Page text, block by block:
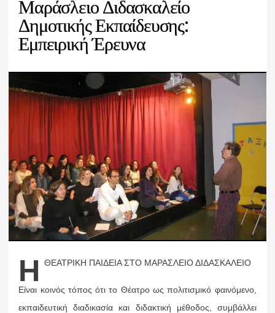
Μαράσλειο Διδασκαλείο
Δημοτικής Εκπαίδευσης:
Εμπειρική Έρευνα
Η ΘΕΑΤΡΙΚΗ ΠΑΙΔΕΙΑ ΣΤΟ ΜΑΡΑΣΛΕΙΟ ΔΙΔΑΣΚΑΛΕΙΟ
Είναι κοινός τόπος ότι το Θέατρο ως πολιτισμικό φαινόμενο,
εκπαιδευτική διαδικασία και διδακτική μέθοδος, συμβάλλει